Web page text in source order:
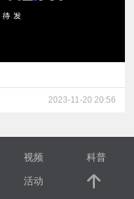
2023-11-20 20:56
视频 科普
活动